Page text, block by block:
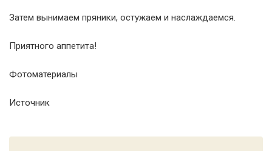
Затем вынимаем пряники, остужаем и наслаждаемся.
Приятного аппетита!
Фотоматериалы
Источник